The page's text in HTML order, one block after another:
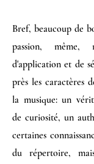
Bref, beaucoup de
passion, même,
d'application et de
près les caractères
la musique: un
de curiosité, un
certaines
du répertoire,